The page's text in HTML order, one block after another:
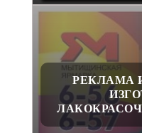
РЕКЛАМА